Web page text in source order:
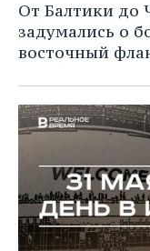
От Балтики до
задумались о
восточный